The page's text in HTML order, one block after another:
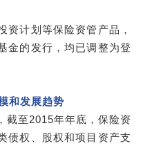
资计划等保险资管产品，
金的发行，均已调整为登
和发展趋势
截至2015年年底，保险资
债权、股权和项目资产支